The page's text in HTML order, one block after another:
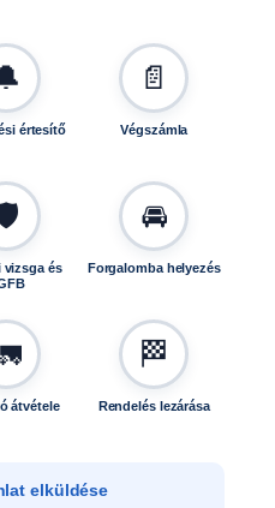
értesítő
📄
Végszámla
vizsga és
🚘
Forgalomba helyezés
átvétele
🏁
Rendelés lezárása
elfogadása